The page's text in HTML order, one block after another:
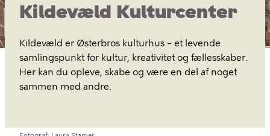
Kildevæld Kulturcenter
Kildevæld er Østerbros kulturhus – et levende
samlingspunkt for kultur, kreativitet og fællesskaber.
Her kan du opleve, skabe og være en del af noget
sammen med andre.